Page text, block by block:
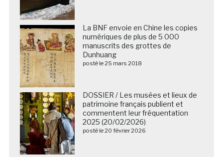
La BNF envoie en Chine les copies
numériques de plus de 5 000
manuscrits des grottes de
Dunhuang
posté le 25 mars 2018
DOSSIER / Les musées et lieux de
patrimoine français publient et
commentent leur fréquentation
2025 (20/02/2026)
posté le 20 février 2026